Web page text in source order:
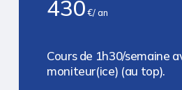
430 €/ an
Cours de 1h30/semaine
moniteur(ice) (au top).